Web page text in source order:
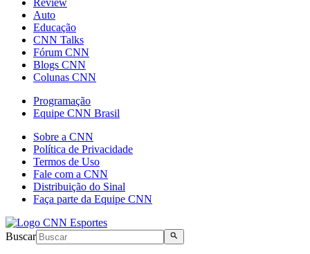
Auto
Educação
CNN Talks
Fórum CNN
Blogs CNN
Colunas CNN
Programação
Equipe CNN Brasil
Sobre a CNN
Política de Privacidade
Termos de Uso
Fale com a CNN
Distribuição do Sinal
Faça parte da Equipe CNN
Buscar